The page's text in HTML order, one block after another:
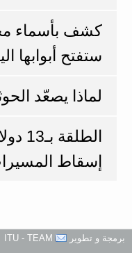
كشف بأسماء
ستفتح أبوابها
لماذا يصعّد
إسقاط
برمجة و تطوير ITU - TEAM